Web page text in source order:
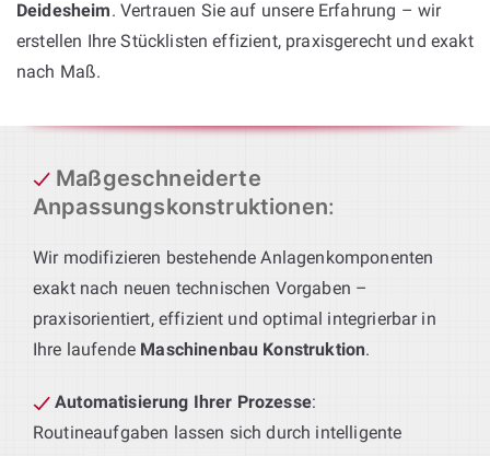
Deidesheim. Vertrauen Sie auf unsere Erfahrung – wir
erstellen Ihre Stücklisten effizient, praxisgerecht und exakt
nach Maß.
Maßgeschneiderte
Anpassungskonstruktionen:
Wir modifizieren bestehende Anlagenkomponenten
exakt nach neuen technischen Vorgaben –
praxisorientiert, effizient und optimal integrierbar in
Ihre laufende Maschinenbau Konstruktion.
Automatisierung Ihrer Prozesse:
Routineaufgaben lassen sich durch intelligente